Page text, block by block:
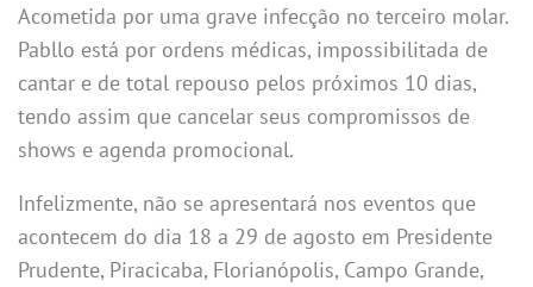
Acometida por uma grave infecção no terceiro molar.
Pabllo está por ordens médicas, impossibilitada de
cantar e de total repouso pelos próximos 10 dias,
tendo assim que cancelar seus compromissos de
shows e agenda promocional.
Infelizmente, não se apresentará nos eventos que
acontecem do dia 18 a 29 de agosto em Presidente
Prudente, Piracicaba, Florianópolis, Campo Grande,